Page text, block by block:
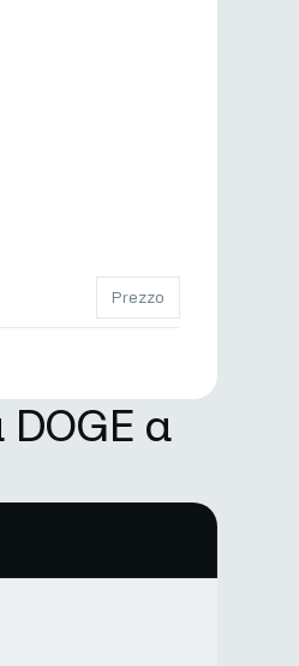
Prezzo
a